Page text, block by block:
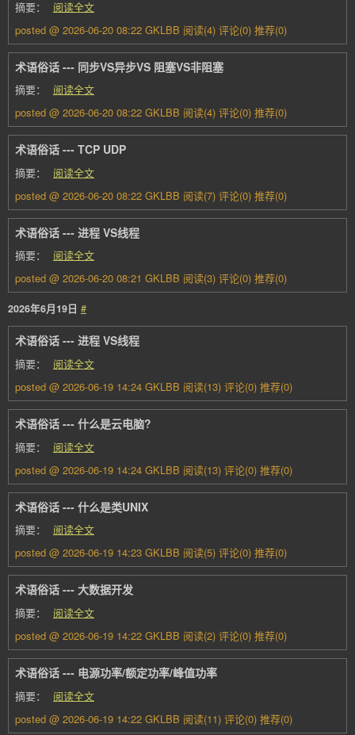
摘要：
阅读全文
posted @ 2026-06-20 08:22 GKLBB 阅读(4) 评论(0) 推荐(0)
术语俗话 --- 同步VS异步VS 阻塞VS非阻塞
摘要：
阅读全文
posted @ 2026-06-20 08:22 GKLBB 阅读(4) 评论(0) 推荐(0)
术语俗话 --- TCP UDP
摘要：
阅读全文
posted @ 2026-06-20 08:22 GKLBB 阅读(7) 评论(0) 推荐(0)
术语俗话 --- 进程 VS线程
摘要：
阅读全文
posted @ 2026-06-20 08:21 GKLBB 阅读(3) 评论(0) 推荐(0)
2026年6月19日 #
术语俗话 --- 进程 VS线程
摘要：
阅读全文
posted @ 2026-06-19 14:24 GKLBB 阅读(13) 评论(0) 推荐(0)
术语俗话 --- 什么是云电脑?
摘要：
阅读全文
posted @ 2026-06-19 14:24 GKLBB 阅读(13) 评论(0) 推荐(0)
术语俗话 --- 什么是类UNIX
摘要：
阅读全文
posted @ 2026-06-19 14:23 GKLBB 阅读(5) 评论(0) 推荐(0)
术语俗话 --- 大数据开发
摘要：
阅读全文
posted @ 2026-06-19 14:22 GKLBB 阅读(2) 评论(0) 推荐(0)
术语俗话 --- 电源功率/额定功率/峰值功率
摘要：
阅读全文
posted @ 2026-06-19 14:22 GKLBB 阅读(11) 评论(0) 推荐(0)